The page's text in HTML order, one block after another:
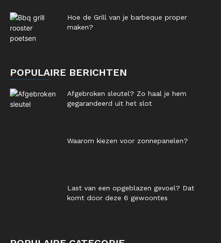
Hoe de Grill van je barbeque proper
maken?
POPULAIRE BERICHTEN
Afgebroken sleutel? Zo haal je hem
gegarandeerd uit het slot
Waarom kiezen voor zonnepanelen?
Last van een opgeblazen gevoel? Dat
komt door deze 6 gewoontes